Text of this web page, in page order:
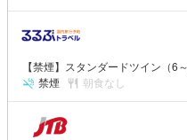
【禁煙】スタンダードツイン（6
禁煙
朝食なし